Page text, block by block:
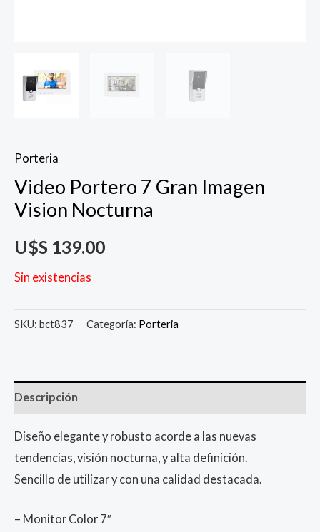
Porteria
Video Portero 7 Gran Imagen
Vision Nocturna
U$S 139.00
Sin existencias
SKU: bct837 Categoría: Porteria
Descripción
Diseño elegante y robusto acorde a las nuevas
tendencias, visión nocturna, y alta definición.
Sencillo de utilizar y con una calidad destacada.
– Monitor Color 7″